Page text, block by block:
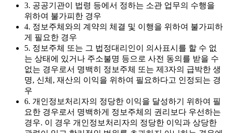
3. 공공기관이 법령 등에서 정하는 소관 업무의 수행을
위하여 불가피한 경우
4. 정보주체와의 계약의 체결 및 이행을 위하여 불가피하
게 필요한 경우
5. 정보주체 또는 그 법정대리인이 의사표시를 할 수 없
는 상태에 있거나 주소불명 등으로 사전 동의를 받을 수
없는 경우로서 명백히 정보주체 또는 제3자의 급박한 생
명, 신체, 재산의 이익을 위하여 필요하다고 인정되는 경
우
6. 개인정보처리자의 정당한 이익을 달성하기 위하여 필
요한 경우로서 명백하게 정보주체의 권리보다 우선하는
경우. 이 경우 개인정보처리자의 정당한 이익과 상당한